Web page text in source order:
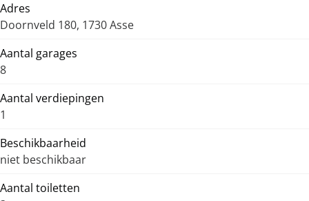
Adres
Doornveld 180, 1730 Asse
Aantal garages
8
Aantal verdiepingen
1
Beschikbaarheid
niet beschikbaar
Aantal toiletten